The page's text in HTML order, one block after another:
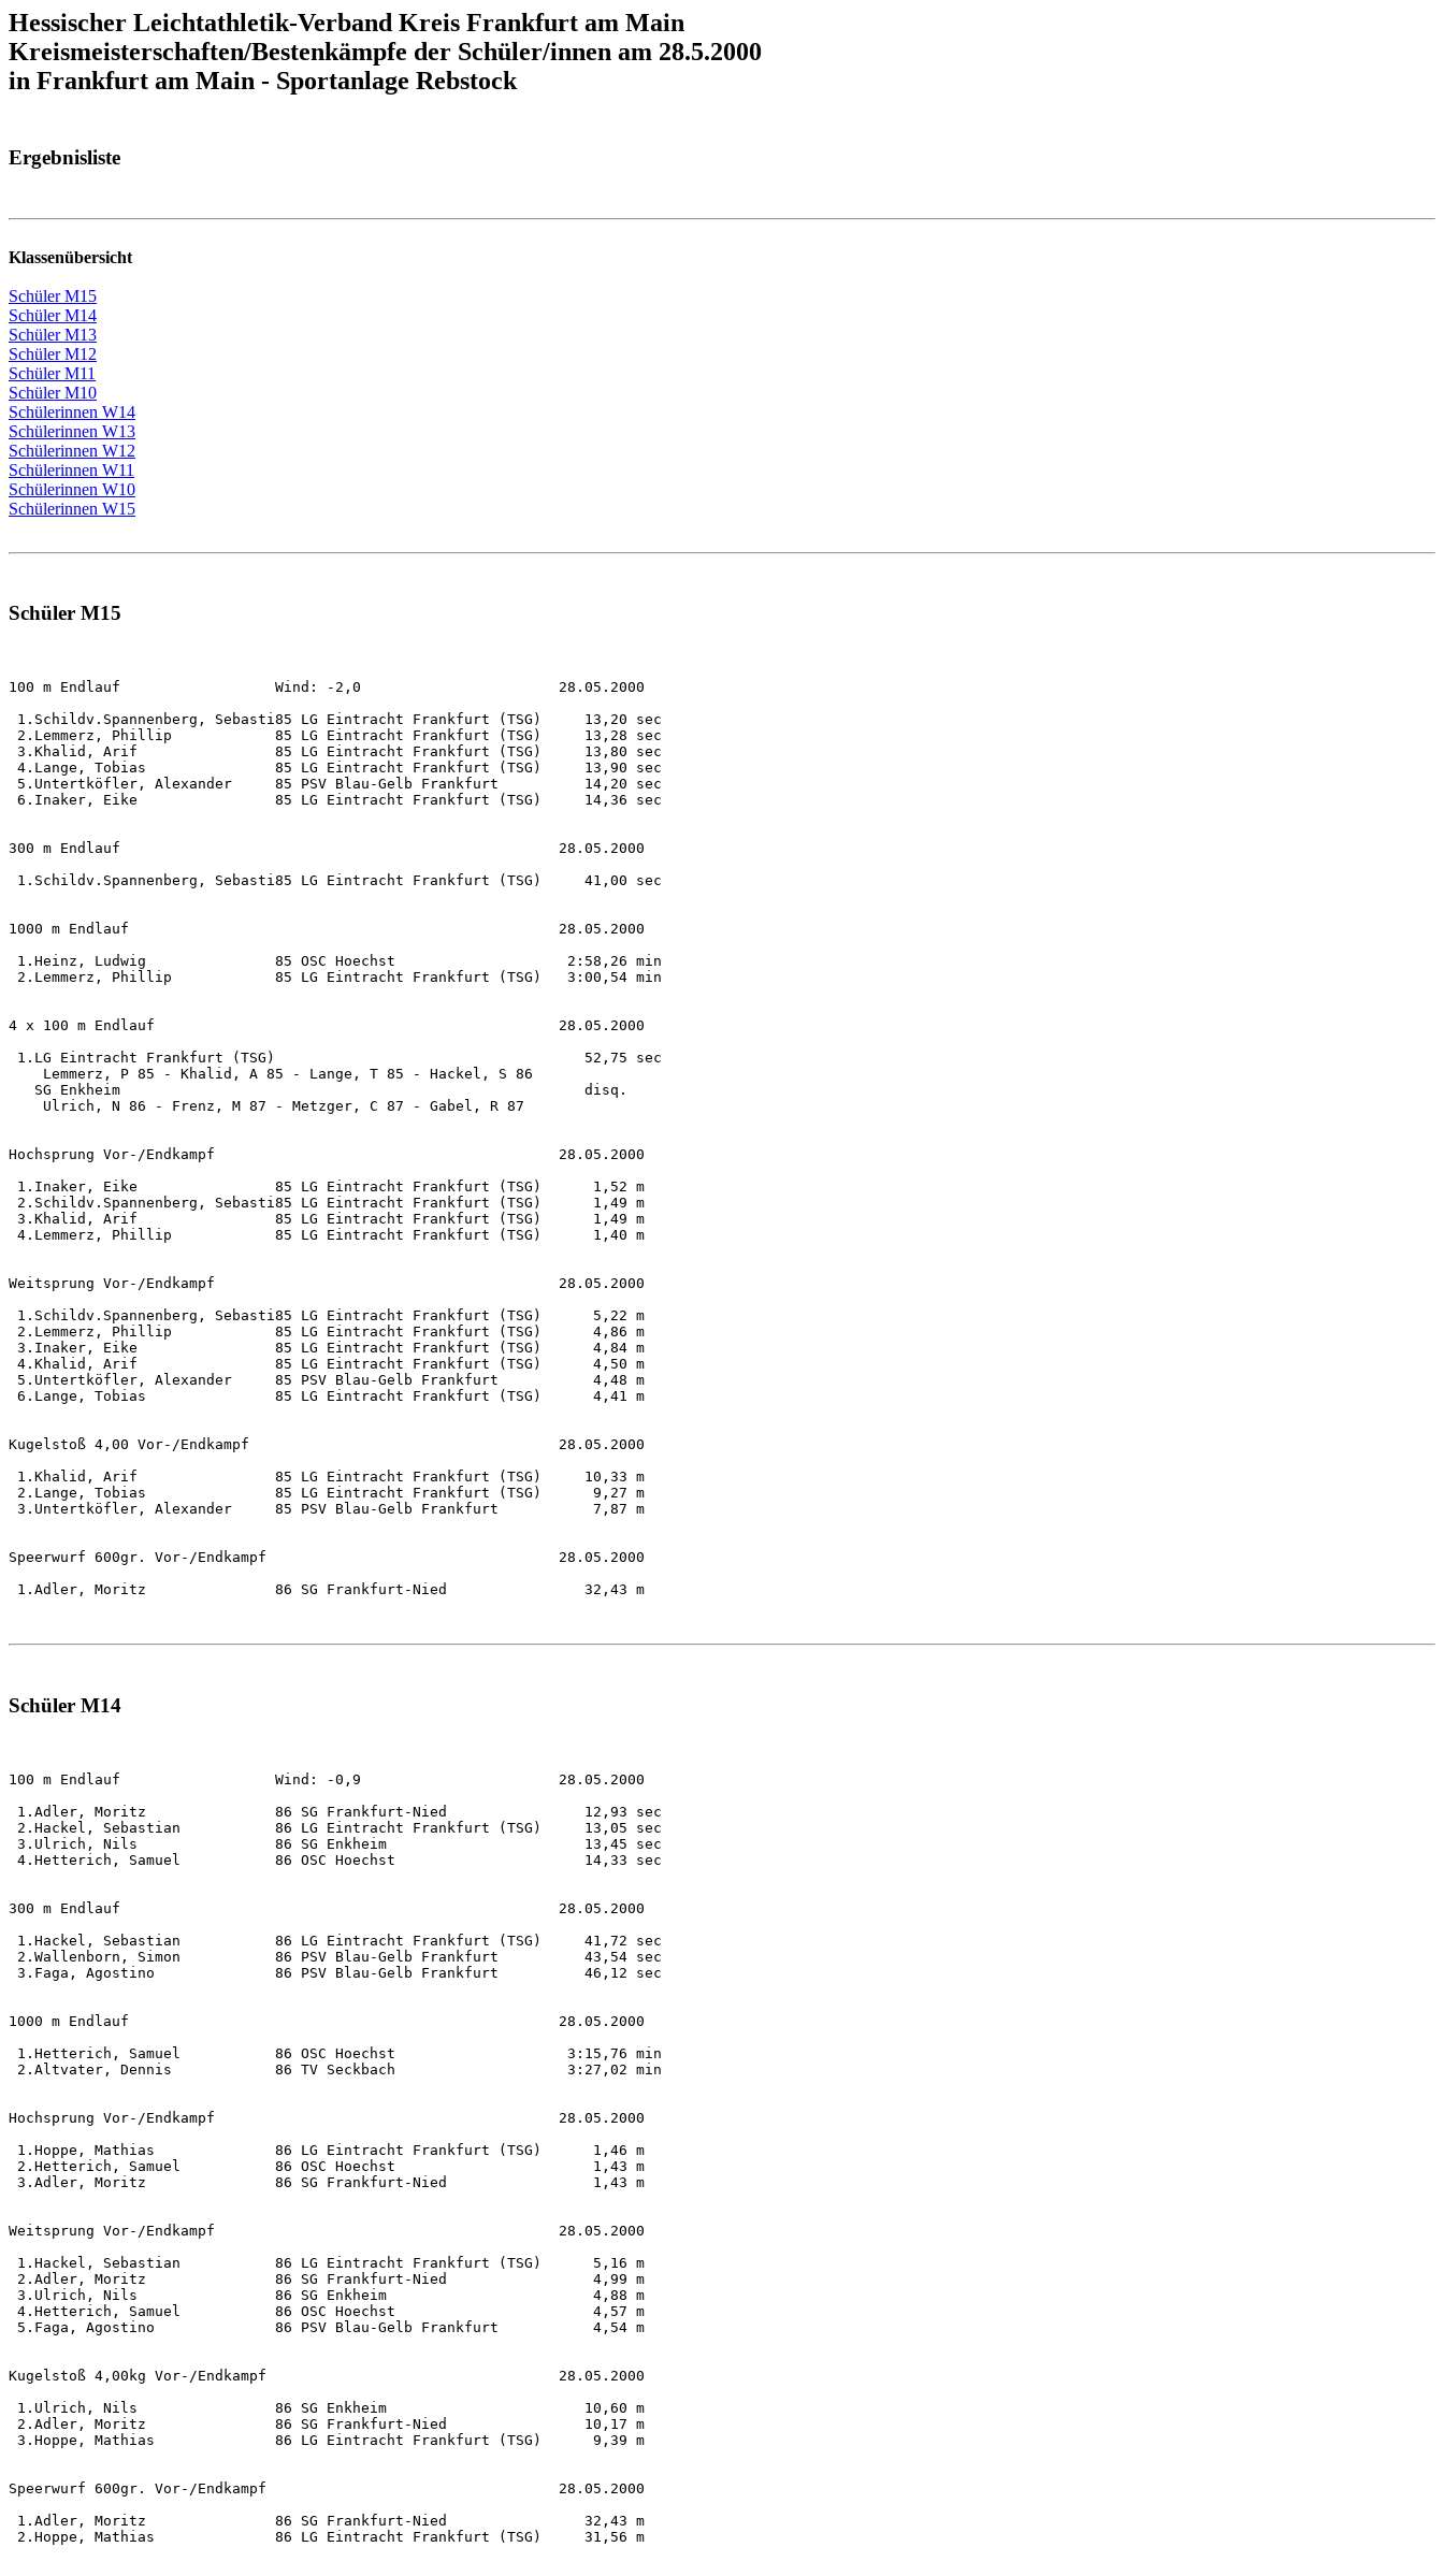
Hessischer Leichtathletik-Verband Kreis Frankfurt am Main
Kreismeisterschaften/Bestenkämpfe der Schüler/innen am 28.5.2000
in Frankfurt am Main - Sportanlage Rebstock
Ergebnisliste
Klassenübersicht
Schüler M15
Schüler M14
Schüler M13
Schüler M12
Schüler M11
Schüler M10
Schülerinnen W14
Schülerinnen W13
Schülerinnen W12
Schülerinnen W11
Schülerinnen W10
Schülerinnen W15
Schüler M15
100 m Endlauf                  Wind: -2,0                       28.05.2000
1.Schildv.Spannenberg, Sebasti85 LG Eintracht Frankfurt (TSG)     13,20 sec
2.Lemmerz, Phillip            85 LG Eintracht Frankfurt (TSG)     13,28 sec
3.Khalid, Arif                85 LG Eintracht Frankfurt (TSG)     13,80 sec
4.Lange, Tobias               85 LG Eintracht Frankfurt (TSG)     13,90 sec
5.Untertköfler, Alexander     85 PSV Blau-Gelb Frankfurt          14,20 sec
6.Inaker, Eike                85 LG Eintracht Frankfurt (TSG)     14,36 sec
300 m Endlauf                                                   28.05.2000
1.Schildv.Spannenberg, Sebasti85 LG Eintracht Frankfurt (TSG)     41,00 sec
1000 m Endlauf                                                  28.05.2000
1.Heinz, Ludwig               85 OSC Hoechst                    2:58,26 min
2.Lemmerz, Phillip            85 LG Eintracht Frankfurt (TSG)   3:00,54 min
4 x 100 m Endlauf                                               28.05.2000
1.LG Eintracht Frankfurt (TSG)                                    52,75 sec
    Lemmerz, P 85 - Khalid, A 85 - Lange, T 85 - Hackel, S 86
   SG Enkheim                                                      disq.
    Ulrich, N 86 - Frenz, M 87 - Metzger, C 87 - Gabel, R 87
Hochsprung Vor-/Endkampf                                        28.05.2000
1.Inaker, Eike                85 LG Eintracht Frankfurt (TSG)      1,52 m
2.Schildv.Spannenberg, Sebasti85 LG Eintracht Frankfurt (TSG)      1,49 m
3.Khalid, Arif                85 LG Eintracht Frankfurt (TSG)      1,49 m
4.Lemmerz, Phillip            85 LG Eintracht Frankfurt (TSG)      1,40 m
Weitsprung Vor-/Endkampf                                        28.05.2000
1.Schildv.Spannenberg, Sebasti85 LG Eintracht Frankfurt (TSG)      5,22 m
2.Lemmerz, Phillip            85 LG Eintracht Frankfurt (TSG)      4,86 m
3.Inaker, Eike                85 LG Eintracht Frankfurt (TSG)      4,84 m
4.Khalid, Arif                85 LG Eintracht Frankfurt (TSG)      4,50 m
5.Untertköfler, Alexander     85 PSV Blau-Gelb Frankfurt           4,48 m
6.Lange, Tobias               85 LG Eintracht Frankfurt (TSG)      4,41 m
Kugelstoß 4,00 Vor-/Endkampf                                    28.05.2000
1.Khalid, Arif                85 LG Eintracht Frankfurt (TSG)     10,33 m
2.Lange, Tobias               85 LG Eintracht Frankfurt (TSG)      9,27 m
3.Untertköfler, Alexander     85 PSV Blau-Gelb Frankfurt           7,87 m
Speerwurf 600gr. Vor-/Endkampf                                  28.05.2000
1.Adler, Moritz               86 SG Frankfurt-Nied                32,43 m
Schüler M14
100 m Endlauf                  Wind: -0,9                       28.05.2000
1.Adler, Moritz               86 SG Frankfurt-Nied                12,93 sec
2.Hackel, Sebastian           86 LG Eintracht Frankfurt (TSG)     13,05 sec
3.Ulrich, Nils                86 SG Enkheim                       13,45 sec
4.Hetterich, Samuel           86 OSC Hoechst                      14,33 sec
300 m Endlauf                                                   28.05.2000
1.Hackel, Sebastian           86 LG Eintracht Frankfurt (TSG)     41,72 sec
2.Wallenborn, Simon           86 PSV Blau-Gelb Frankfurt          43,54 sec
3.Faga, Agostino              86 PSV Blau-Gelb Frankfurt          46,12 sec
1000 m Endlauf                                                  28.05.2000
1.Hetterich, Samuel           86 OSC Hoechst                    3:15,76 min
2.Altvater, Dennis            86 TV Seckbach                    3:27,02 min
Hochsprung Vor-/Endkampf                                        28.05.2000
1.Hoppe, Mathias              86 LG Eintracht Frankfurt (TSG)      1,46 m
2.Hetterich, Samuel           86 OSC Hoechst                       1,43 m
3.Adler, Moritz               86 SG Frankfurt-Nied                 1,43 m
Weitsprung Vor-/Endkampf                                        28.05.2000
1.Hackel, Sebastian           86 LG Eintracht Frankfurt (TSG)      5,16 m
2.Adler, Moritz               86 SG Frankfurt-Nied                 4,99 m
3.Ulrich, Nils                86 SG Enkheim                        4,88 m
4.Hetterich, Samuel           86 OSC Hoechst                       4,57 m
5.Faga, Agostino              86 PSV Blau-Gelb Frankfurt           4,54 m
Kugelstoß 4,00kg Vor-/Endkampf                                  28.05.2000
1.Ulrich, Nils                86 SG Enkheim                       10,60 m
2.Adler, Moritz               86 SG Frankfurt-Nied                10,17 m
3.Hoppe, Mathias              86 LG Eintracht Frankfurt (TSG)      9,39 m
Speerwurf 600gr. Vor-/Endkampf                                  28.05.2000
1.Adler, Moritz               86 SG Frankfurt-Nied                32,43 m
2.Hoppe, Mathias              86 LG Eintracht Frankfurt (TSG)     31,56 m